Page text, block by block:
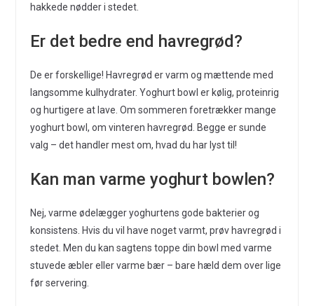
hakkede nødder i stedet.
Er det bedre end havregrød?
De er forskellige! Havregrød er varm og mættende med
langsomme kulhydrater. Yoghurt bowl er kølig, proteinrig
og hurtigere at lave. Om sommeren foretrækker mange
yoghurt bowl, om vinteren havregrød. Begge er sunde
valg – det handler mest om, hvad du har lyst til!
Kan man varme yoghurt bowlen?
Nej, varme ødelægger yoghurtens gode bakterier og
konsistens. Hvis du vil have noget varmt, prøv havregrød i
stedet. Men du kan sagtens toppe din bowl med varme
stuvede æbler eller varme bær – bare hæld dem over lige
før servering.